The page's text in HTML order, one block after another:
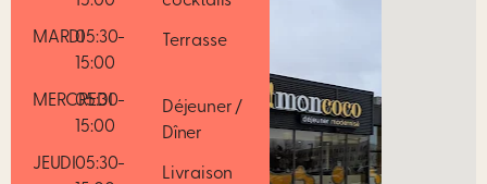
MARDI05:30-
15:00
MERCREDI
05:30-
15:00
JEUDI05:30-
Terrasse
Déjeuner /
Dîner
Livraison